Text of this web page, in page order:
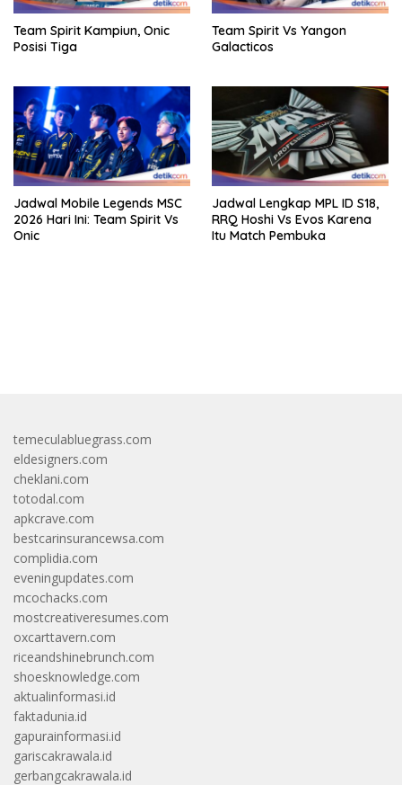
Team Spirit Kampiun, Onic
Posisi Tiga
Team Spirit Vs Yangon
Galacticos
Jadwal Mobile Legends MSC
2026 Hari Ini: Team Spirit Vs
Onic
Jadwal Lengkap MPL ID S18,
RRQ Hoshi Vs Evos Karena
Itu Match Pembuka
temeculabluegrass.com
eldesigners.com
cheklani.com
totodal.com
apkcrave.com
bestcarinsurancewsa.com
complidia.com
eveningupdates.com
mcochacks.com
mostcreativeresumes.com
oxcarttavern.com
riceandshinebrunch.com
shoesknowledge.com
aktualinformasi.id
faktadunia.id
gapurainformasi.id
gariscakrawala.id
gerbangcakrawala.id